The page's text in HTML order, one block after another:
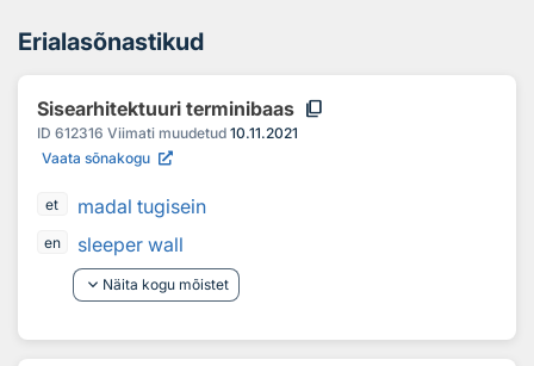
Erialasõnastikud
Sisearhitektuuri terminibaas content_copy
ID 612316 Viimati muudetud 10.11.2021
Vaata sõnakogu
et madal tugisein
en
sleeper wall
keyboard_arrow_down Näita kogu mõistet